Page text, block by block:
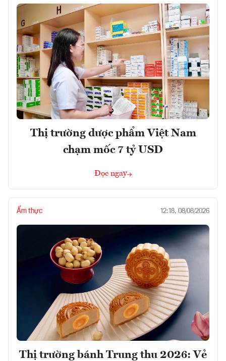
Thị trường dược phẩm Việt Nam
chạm mốc 7 tỷ USD
Đọc ngay
Ẩm thực 12:18, 08/08/2026
Thị trường bánh Trung thu 2026: Vẻ